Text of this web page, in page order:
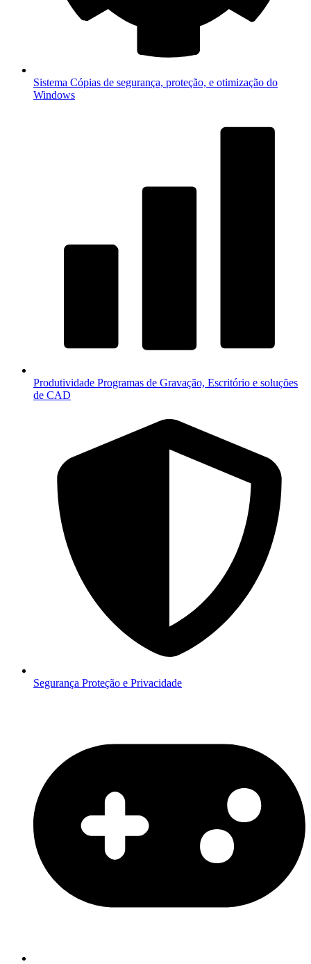
Sistema Cópias de segurança, proteção, e otimização do
Windows
Produtividade Programas de Gravação, Escritório e soluções
de CAD
Segurança Proteção e Privacidade